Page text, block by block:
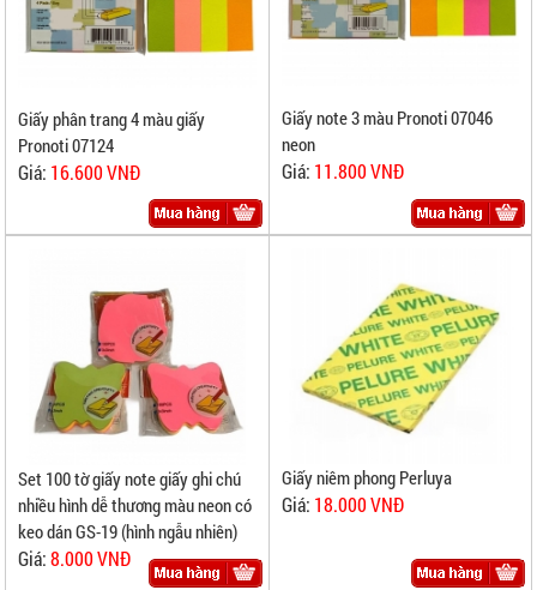
Giấy phân trang 4 màu giấy
Pronoti 07124
Giá: 16.600 VNĐ
Giấy note 3 màu Pronoti 07046
neon
Giá: 11.800 VNĐ
Set 100 tờ giấy note giấy ghi chú
nhiều hình dễ thương màu neon có
keo dán GS-19 (hình ngẫu nhiên)
Giá:8.000 VNĐ
Giấy niêm phong Perluya
Giá: 18.000 VNĐ